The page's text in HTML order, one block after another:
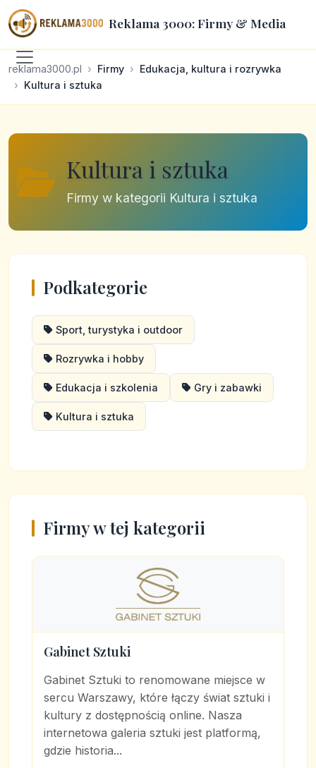
Reklama 3000: Firmy & Media
reklama3000.pl Firmy
Edukacja, kultura i rozrywka
Kultura i sztuka
Kultura i sztuka
Firmy w kategorii Kultura i sztuka
Podkategorie
Sport, turystyka i outdoor
Rozrywka i hobby
Edukacja i szkolenia Gry i zabawki
Kultura i sztuka
Firmy w tej kategorii
Gabinet Sztuki
Gabinet Sztuki to renomowane miejsce w
sercu Warszawy, które łączy świat sztuki i
kultury z dostępnością online. Nasza
internetowa galeria sztuki jest platformą,
gdzie historia...